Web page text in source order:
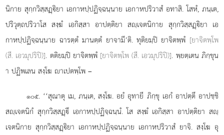
นิกาย สุกฺกวิสฺสฏฺิยา เอกาหปฺปฏิจฺฉนฺนาย เอกาหปริวาสํ อทาสิ. โสหํ, ภนฺเต,
ปริวุตฺถปริวาโส สงฺฆํ เอกิสฺสา อาปตฺติยา สฺเจตนิกาย สุกฺกวิสฺสฏฺิยา เอ
กาหปฺปฏิจฺฉนฺนาย ฉารตฺตํ มานตฺตํ ยาจามี’ติ. ทุติยมฺปิ ยาจิตพฺพํ [ยาจิตพฺโพ
(สี. เอวมุปริปิ)]. ตติยมฺปิ ยาจิตพฺพํ [ยาจิตพฺโพ (สี. เอวมุปริปิ)]. พฺยตฺเตน ภิกฺขุน
า ปฏิพเลน สงฺโฆ าเปตพฺโพ –
๑๐๕. ‘‘สุณาตุ เม, ภนฺเต, สงฺโฆ. อยํ อุทายี ภิกฺขุ เอกํ อาปตฺตึ อาปชฺชิ
สฺเจตนิกํ สุกฺกวิสฺสฏฺึ เอกาหปฺปฏิจฺฉนฺนํ. โส สงฺฆํ เอกิสฺสา อาปตฺติยา สฺ
เจตนิกาย สุกฺกวิสฺสฏฺิยา เอกาหปฺปฏิจฺฉนฺนาย เอกาหปริวาสํ ยาจิ. สงฺโฆ อุ